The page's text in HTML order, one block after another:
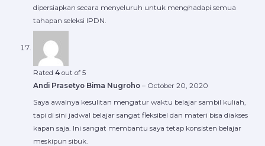
dipersiapkan secara menyeluruh untuk menghadapi semua
tahapan seleksi IPDN.
Rated 4out of 5
Andi Prasetyo Bima Nugroho – October 20, 2020
Saya awalnya kesulitan mengatur waktu belajar sambil kuliah,
tapi di sini jadwal belajar sangat fleksibel dan materi bisa diakses
kapan saja. Ini sangat membantu saya tetap konsisten belajar
meskipun sibuk.